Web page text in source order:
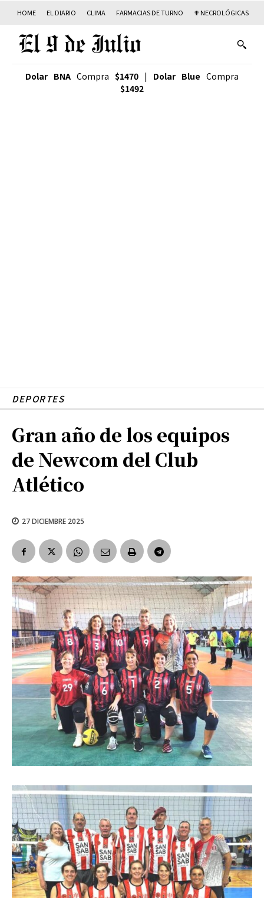
HOME EL DIARIO CLIMA FARMACIAS DE TURNO ✟ NECROLÓGICAS
Dolar BNA Compra $1470 | Dolar Blue Compra
$1492
DEPORTES
Gran año de los equipos
de Newcom del Club
Atlético
27 DICIEMBRE 2025